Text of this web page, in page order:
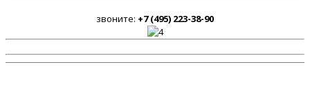
звоните: +7 (495) 223-38-90